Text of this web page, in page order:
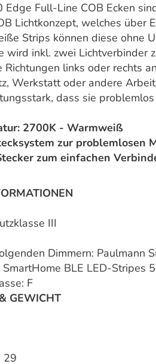
Edge Full-Line COB Ecken
Lichtkonzept, welches über
Strips können diese ohne
wird inkl. zwei Lichtverbinder
Richtungen links oder rechts
Werkstatt oder andere
dass sie
2700K - Warmweiß
zur problemlosen
zum einfachen
III
Dimmern: Paulmann
BLE LED-Stripes
F
GEWICHT
29